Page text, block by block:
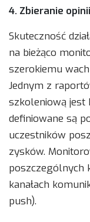
4. Zbieranie
Skuteczność
na bieżąco
szerokiemu
Jednym z
szkoleniową jest
definiowane są
uczestników
zysków.
poszczególnych
kanałach
push).